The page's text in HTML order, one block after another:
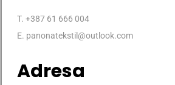
T. +387 61 666 004
E. panonatekstil@outlook.com
Adresa